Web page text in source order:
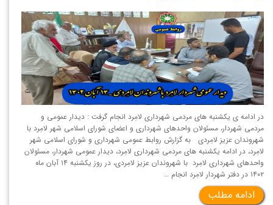
در ادامه ی یکشنبه های مردمی شهرداری لامِرد انجام گرفت : دیدار عمومی و
مردمی شهردار، مسئولان واحدهای شهرداری و اعضای شورای اسلامی شهر لامِرد با
شهروندان عزیز لامِردی به گزارش روابط عمومی شهرداری و شورای اسلامی شهر
لامِرد، در ادامه یکشنبه های مردمی شهرداری لامِرد، دیدار عمومی شهردار، مسئولان
واحدهای شهرداری لامِرد با شهروندان عزیز لامِردی، در روز یکشنبه ۱۴ آبان ماه
۱۴۰۲ در دفتر شهردار لامِرد انجام …
ادامه مطلب